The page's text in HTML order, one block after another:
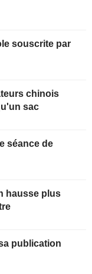
souscrite par
chinois
sac
séance de
hausse plus
publication